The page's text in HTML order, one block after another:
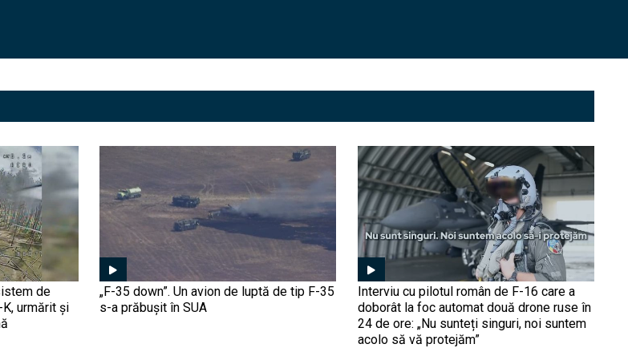
E Rusia incompatibilă cu
Revoluția bolșevică (1917)
Adrian Niculescu
De ce a început România
modernizarea cu Patriot și
HIMARS? Gen. Toma
explică cum războiul din
Ucraina a schimbat
doctrine
Cărțile pe masă: Ce se
întâmplă cu IAR-99 și
Avioane Craiova? | Interviu
Nicu Fălcoi, fost director al
fabricii
de
urmărit și
„F-35 down”. Un avion de luptă de tip F-35
s-a prăbușit în SUA
Interviu cu pilotul român de F-16 care a
doborât la foc automat două drone ruse în
24 de ore: „Nu sunteți singuri, noi suntem
acolo să vă protejăm”